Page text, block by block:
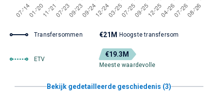
Transfersommen €21M Hoogste transfersom
ETV
€19.3M
Meeste waardevolle
Bekijk gedetailleerde geschiedenis (3)